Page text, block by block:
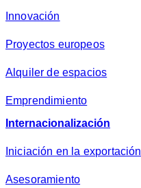
Innovación
Proyectos europeos
Alquiler de espacios
Emprendimiento
Internacionalización
Iniciación en la exportación
Asesoramiento